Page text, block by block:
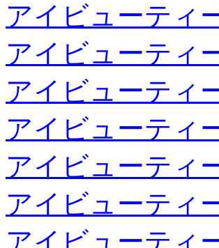
アイビューティ
アイビューティ
アイビューティ
アイビューティ
アイビューティ
アイビューティ
アイビューティ